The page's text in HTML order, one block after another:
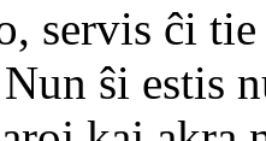
servis ĉi
ŝi estis